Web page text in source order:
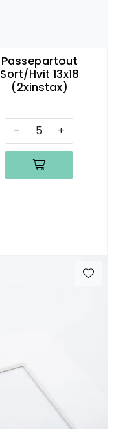
Passepartout
Sort/Hvit 13x18
(2xinstax)
- +